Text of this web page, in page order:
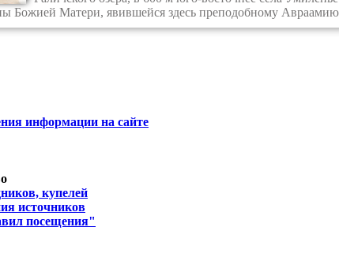
Божией Матери, явившейся здесь преподобному
информации на сайте
купелей
источников
посещения"